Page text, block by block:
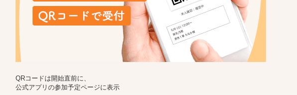
QRコードは開始直前に、
公式アプリの参加予定ページに表示